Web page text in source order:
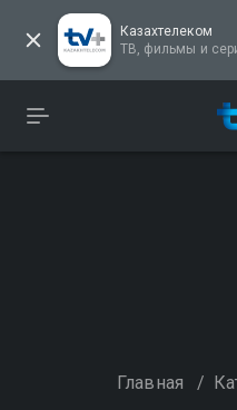
Казахтелеком
ТВ, фильмы и
Главная /